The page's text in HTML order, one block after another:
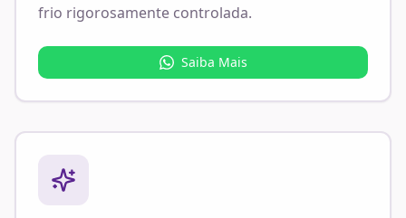
frio rigorosamente controlada.
Saiba Mais